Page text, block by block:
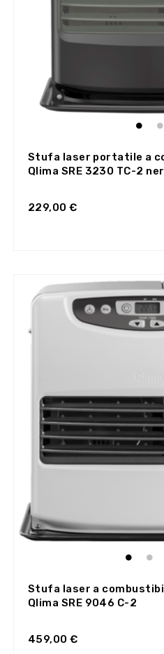
Stufa laser portatile a
Qlima SRE 3230 TC-2
229,00 €
Stufa laser a
Qlima SRE 9046 C-2
459,00 €